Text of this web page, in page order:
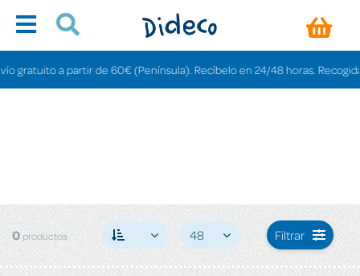
gratuito a partir de 60€ (Península). Recíbelo en 24/48 horas. Recogida
0productos 48 Filtrar